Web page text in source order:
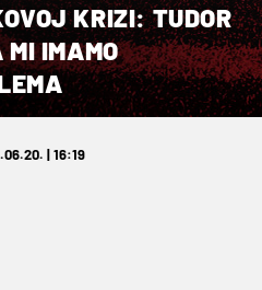
KRIZI: TUDOR
IMAMO
| 16:19